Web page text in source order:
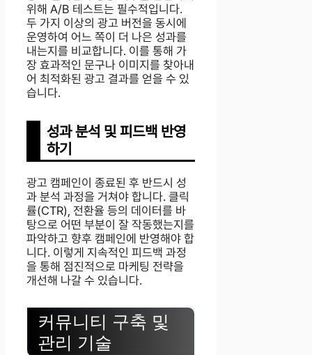
위해 A/B 테스트는 필수적입니다.
두 가지 이상의 광고 버전을 동시에
운영하여 어느 쪽이 더 나은 성과를
내는지를 비교합니다. 이를 통해 가
장 효과적인 문구나 이미지를 찾아내
어 최적화된 광고 결과를 얻을 수 있
습니다.
성과 분석 및 피드백 반영
하기
광고 캠페인이 종료된 후 반드시 성
과 분석 과정을 거쳐야 합니다. 클릭
률(CTR), 전환율 등의 데이터를 바
탕으로 어떤 부분이 잘 작동했는지를
파악하고 향후 캠페인에 반영해야 합
니다. 이렇게 지속적인 피드백 과정
을 통해 점진적으로 마케팅 전략을
개선해 나갈 수 있습니다.
커뮤니티 구축 및
관리 기술